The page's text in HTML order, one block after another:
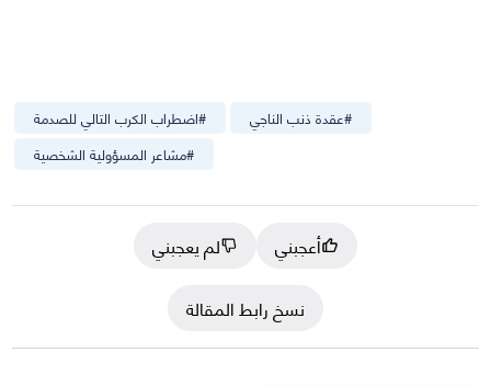
#اضطراب الكرب التالي للصدمة #عقدة ذنب الناجي
#مشاعر المسؤولية الشخصية
أعجبني
لم يعجبني
نسخ رابط المقالة